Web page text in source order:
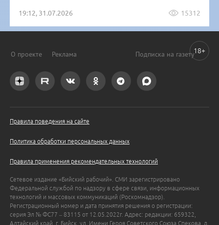
19:12, 31.07.2026 15312
О проекте Реклама Подписка на газету
Правила поведения на сайте
Политика обработки персональных данных
Правила применения рекомендательных технологий
Сетевое издание «Бийский рабочий». СМИ зарегистрировано
Федеральной службой по надзору в сфере связи, информационных
технологий и массовых коммуникаций (Роскомнадзор).
Регистрационный номер и дата принятия решения о регистрации:
серия Эл № ФС77 – 83115 от 12.05.2022г. Адрес: редакции: 659322,
Алтайский край, г. Бийск, ул. Имени Героя Советского Союза Спекова, д.
18+